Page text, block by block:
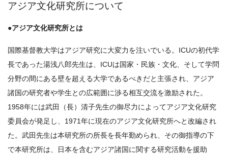
アジア文化研究所について
●アジア文化研究所とは
国際基督教大学はアジア研究に大変力を注いでいる。ICUの初代学
長であった湯浅八郎先生は、ICUは国家・民族・文化、そして学問
分野の間にある壁を超える大学であるべきだと主張され、アジア
諸国の研究者や学生との広範囲に渉る相互交流を激励された。
1958年には武田（長）清子先生の御尽力によってアジア文化研究
委員会が発足し、1971年に現在のアジア文化研究所へと改編され
た。武田先生は本研究所の所長を長年勤められ、その御指導の下
で本研究所は、日本を含むアジア諸国に関する研究活動を援助